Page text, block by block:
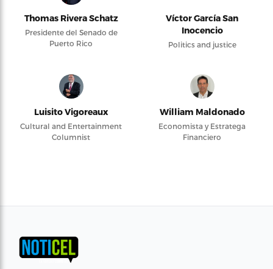
Thomas Rivera Schatz
Presidente del Senado de
Puerto Rico
Víctor García San
Inocencio
Politics and justice
Luisito Vigoreaux
Cultural and Entertainment
Columnist
William Maldonado
Economista y Estratega
Financiero